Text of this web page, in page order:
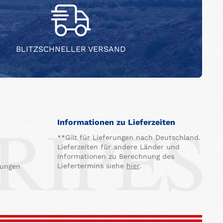
BLITZSCHNELLER VERSAND
Informationen zu Lieferzeiten
**Gilt für Lieferungen nach Deutschland.
Lieferzeiten für andere Länder und
Informationen zu Berechnung des
Liefertermins siehe hier.